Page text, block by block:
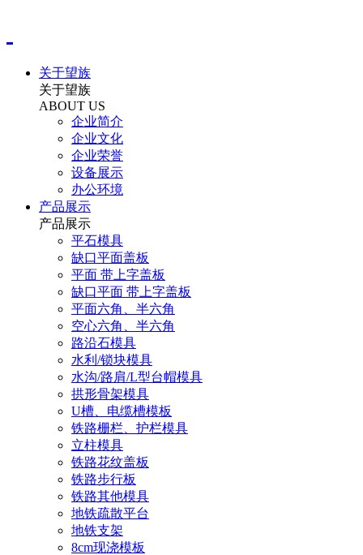
关于望族
关于望族
ABOUT US
企业简介
企业文化
企业荣誉
设备展示
办公环境
产品展示
产品展示
平石模具
缺口平面盖板
平面 带上字盖板
缺口平面 带上字盖板
平面六角、半六角
空心六角、半六角
路沿石模具
水利/锁块模具
水沟/路肩/L型台帽模具
拱形骨架模具
U槽、电缆槽模板
铁路栅栏、护栏模具
立柱模具
铁路花纹盖板
铁路步行板
铁路其他模具
地铁疏散平台
地铁支架
8cm现浇模板